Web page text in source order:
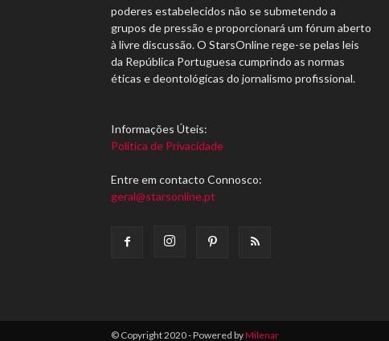
poderes estabelecidos não se submetendo a
grupos de pressão e proporcionará um fórum aberto
à livre discussão. O StarsOnline rege-se pelas leis
da República Portuguesa cumprindo as normas
éticas e deontológicas do jornalismo profissional.
Informações Úteis:
Política de Privacidade
Entre em contacto Connosco:
geral@starsonline.pt
© Copyright 2020 - Powered byMilenar